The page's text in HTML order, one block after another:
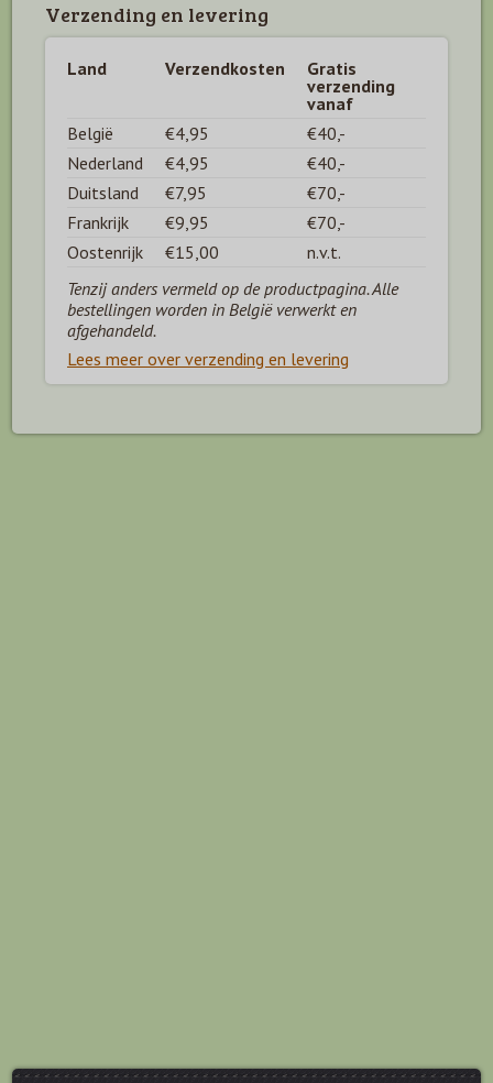
Verzending en levering
Land Verzendkosten
Gratis
verzending
vanaf
België
€4,95
€40,-
Nederland
€4,95
€40,-
Duitsland
€7,95
€70,-
Frankrijk
€9,95
€70,-
Oostenrijk
€15,00
n.v.t.
Tenzij anders vermeld op de productpagina. Alle
bestellingen worden in België verwerkt en
afgehandeld.
Lees meer over verzending en levering